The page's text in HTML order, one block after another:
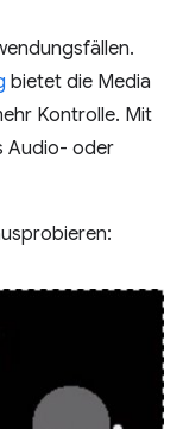
bietet die Media
Kontrolle. Mit
Audio- oder